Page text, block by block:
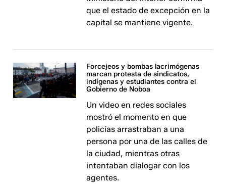
que el estado de excepción en la
capital se mantiene vigente.
Forcejeos y bombas lacrimógenas
marcan protesta de sindicatos,
indígenas y estudiantes contra el
Gobierno de Noboa
Un video en redes sociales
mostró el momento en que
policías arrastraban a una
persona por una de las calles de
la ciudad, mientras otras
intentaban dialogar con los
agentes.